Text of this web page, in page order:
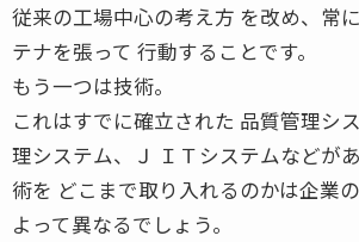
従来の工場中心の考え方 を改め、常
テナを張って 行動することです。
もう一つは技術。
これはすでに確立された 品質管理シ
理システム、Ｊ ＩＴシステムなどが
術を どこまで取り入れるのかは企業
よって異なるでしょう。